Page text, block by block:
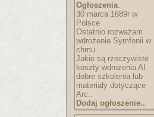
Ogłoszenia:
30 marca 1689r w
Polsce
Ostatnio rozważam
wdrożenie Symfonii w
chmu..
Jakie są rzeczywiste
koszty wdrożenia AI
dobre szkolenia lub
materiały dotyczące
Arc..
Dodaj ogłoszenie..